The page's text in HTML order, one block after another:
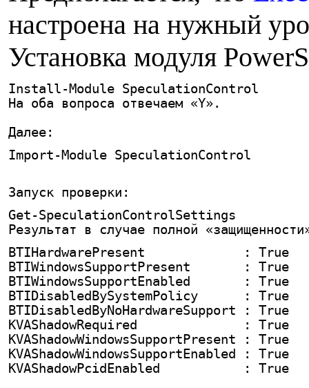
настроена на нужный
Установка модуля
Install-Module SpeculationControl
На оба вопроса отвечаем «Y».
Далее:
Import-Module SpeculationControl
Запуск проверки:
Get-SpeculationControlSettings
Результат в случае полной
BTIHardwarePresent             : True
BTIWindowsSupportPresent       : True
BTIWindowsSupportEnabled       : True
BTIDisabledBySystemPolicy      : True
BTIDisabledByNoHardwareSupport : True
KVAShadowRequired              : True
KVAShadowWindowsSupportPresent : True
KVAShadowWindowsSupportEnabled : True
KVAShadowPcidEnabled           : True